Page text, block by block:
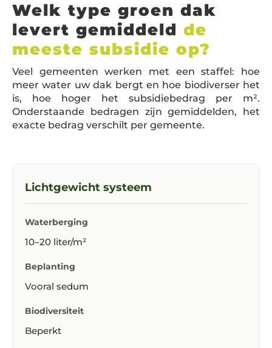
Welk type groen dak
levert gemiddeld de
meeste subsidie op?
Veel gemeenten werken met een staffel: hoe
meer water uw dak bergt en hoe biodiverser het
is, hoe hoger het subsidiebedrag per m².
Onderstaande bedragen zijn gemiddelden, het
exacte bedrag verschilt per gemeente.
Lichtgewicht systeem
Waterberging
10–20 liter/m²
Beplanting
Vooral sedum
Biodiversiteit
Beperkt